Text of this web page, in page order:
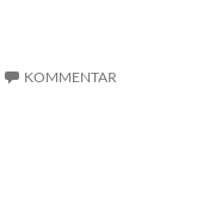
KOMMENTAR